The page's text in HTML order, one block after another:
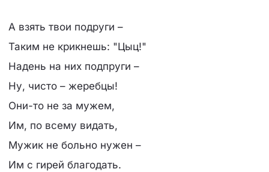
А взять твои подруги –
Таким не крикнешь: "Цыц!"
Надень на них подпруги –
Ну, чисто – жеребцы!
Они-то не за мужем,
Им, по всему видать,
Мужик не больно нужен –
Им с гирей благодать.